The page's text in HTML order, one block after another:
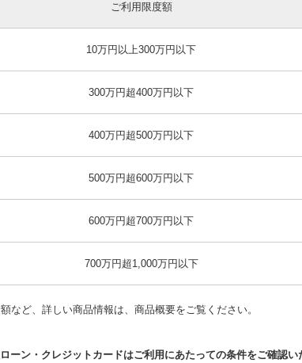
ご利用限度額
10万円以上300万円以下
300万円超400万円以下
400万円超500万円以下
500万円超600万円以下
600万円超700万円以下
700万円超1,000万円以下
など、詳しい商品情報は、商品概要をご覧ください。
ーン・クレジットカードはご利用にあたっての条件をご確認い